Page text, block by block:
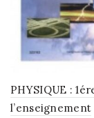
PHYSIQUE :
l’enseignement